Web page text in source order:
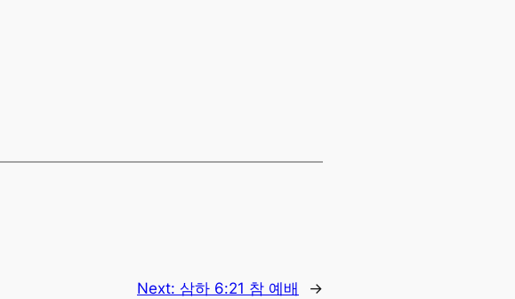
Next: 삼하 6:21 참 예배 →